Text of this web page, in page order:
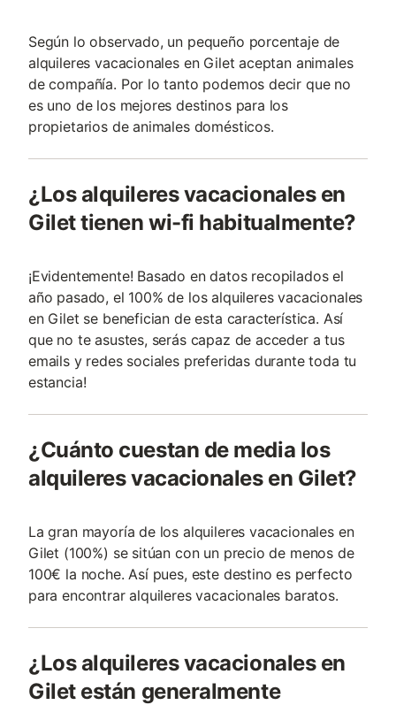
Según lo observado, un pequeño porcentaje de
alquileres vacacionales en Gilet aceptan animales
de compañía. Por lo tanto podemos decir que no
es uno de los mejores destinos para los
propietarios de animales domésticos.
¿Los alquileres vacacionales en
Gilet tienen wi-fi habitualmente?
¡Evidentemente! Basado en datos recopilados el
año pasado, el 100% de los alquileres vacacionales
en Gilet se benefician de esta característica. Así
que no te asustes, serás capaz de acceder a tus
emails y redes sociales preferidas durante toda tu
estancia!
¿Cuánto cuestan de media los
alquileres vacacionales en Gilet?
La gran mayoría de los alquileres vacacionales en
Gilet (100%) se sitúan con un precio de menos de
100€ la noche. Así pues, este destino es perfecto
para encontrar alquileres vacacionales baratos.
¿Los alquileres vacacionales en
Gilet están generalmente